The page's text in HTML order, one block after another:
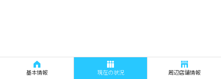
基本情報 現在の状況 周辺店舗情報